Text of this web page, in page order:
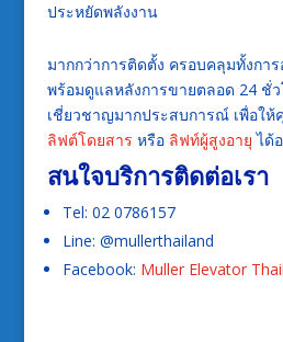
ประหยัดพลังงาน
มากกว่าการติดตั้ง ครอบคลุมทั้งกา
พร้อมดูแลหลังการขายตลอด 24 ชั่
เชี่ยวชาญมากประสบการณ์ เพื่อใ
ลิฟต์โดยสาร หรือ ลิฟท์ผู้สูงอายุ ได้
สนใจบริการติดต่อเรา
Tel: 02 0786157
Line: @mullerthailand
Facebook: Muller Elevator